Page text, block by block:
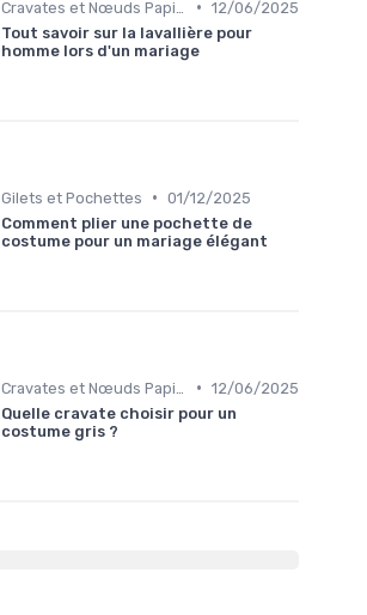
• 12/06/2025
Tout savoir sur la lavallière pour
homme lors d'un mariage
Gilets et Pochettes • 01/12/2025
Comment plier une pochette de
costume pour un mariage élégant
• 12/06/2025
Quelle cravate choisir pour un
costume gris ?